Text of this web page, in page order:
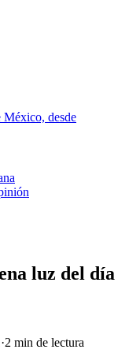
México, desde
luz del día
·2 min de lectura